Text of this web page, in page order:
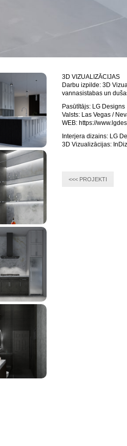
3D VIZUALIZĀCIJAS
Darbu izpilde: 3D
vannasistabas un
Pasūtītājs: LG Designs
Valsts: Las Vegas /
WEB: https://
Interjera dizains: LG
3D Vizualizācijas:
<<< PROJEKTI